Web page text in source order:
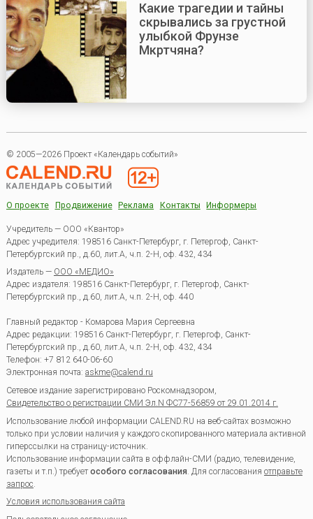
Какие трагедии и тайны
скрывались за грустной
улыбкой Фрунзе
Мкртчяна?
© 2005—2026 Проект «Календарь событий»
О проекте Продвижение Реклама Контакты Информеры
Учредитель — ООО «Квантор»
Адрес учредителя: 198516 Санкт-Петербург, г. Петергоф, Санкт-
Петербургский пр., д.60, лит.А, ч.п. 2-Н, оф. 432, 434
Издатель — ООО «МЕДИО»
Адрес издателя: 198516 Санкт-Петербург, г. Петергоф, Санкт-
Петербургский пр., д.60, лит.А, ч.п. 2-Н, оф. 440
Главный редактор - Комарова Мария Сергеевна
Адрес редакции: 198516 Санкт-Петербург, г. Петергоф, Санкт-
Петербургский пр., д.60, лит.А, ч.п. 2-Н, оф. 432, 434
Телефон: +7 812 640-06-60
Электронная почта: askme@calend.ru
Сетевое издание зарегистрировано Роскомнадзором,
Свидетельство о регистрации СМИ Эл.N ФС77-56859 от 29.01.2014 г.
Использование любой информации CALEND.RU на веб-сайтах возможно
только при условии наличия у каждого скопированного материала активной
гиперссылки на страницу-источник.
Использование информации сайта в оффлайн-СМИ (радио, телевидение,
газеты и т.п.) требуетособого согласования . Для согласования отправьте
запрос
Условия использования сайта